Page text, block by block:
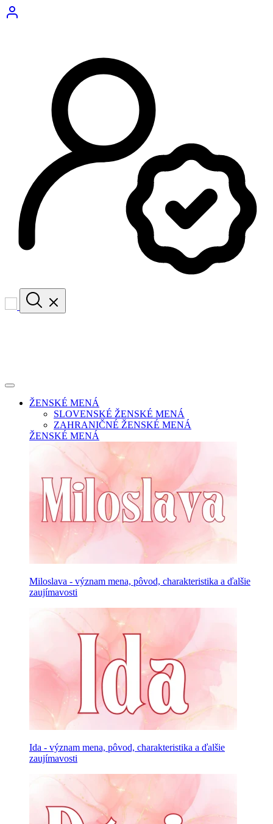
ŽENSKÉ MENÁ
SLOVENSKÉ ŽENSKÉ MENÁ
ZAHRANIČNÉ ŽENSKÉ MENÁ
ŽENSKÉ MENÁ
Miloslava - význam mena, pôvod, charakteristika a ďalšie
zaujímavosti
Ida - význam mena, pôvod, charakteristika a ďalšie
zaujímavosti